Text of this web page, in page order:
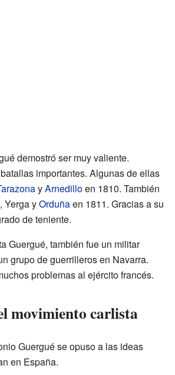
demostró ser muy valiente.
importantes. Algunas de ellas
yArnedilloen 1810. También
, Yerga yOrduñaen 1811. Gracias a su
de teniente.
Guergué, también fue un militar
grupo de guerrilleros en Navarra.
problemas al ejército francés.
movimiento carlista
Guergué se opuso a las ideas
en España.